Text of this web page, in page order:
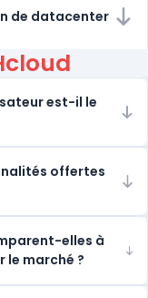
de datacenter
est-il le
offertes
elles à
le marché ?